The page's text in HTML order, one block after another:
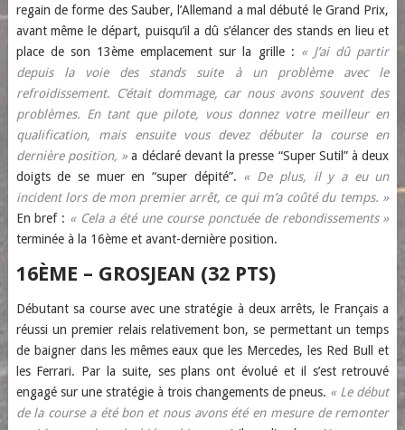
regain de forme des Sauber, l’Allemand a mal débuté le Grand Prix,
avant même le départ, puisqu’il a dû s’élancer des stands en lieu et
place de son 13ème emplacement sur la grille : « J’ai dû partir
depuis la voie des stands suite à un problème avec le
refroidissement. C’était dommage, car nous avons souvent des
problèmes. En tant que pilote, vous donnez votre meilleur en
qualification, mais ensuite vous devez débuter la course en
dernière position, » a déclaré devant la presse “Super Sutil” à deux
doigts de se muer en “super dépité”. « De plus, il y a eu un
incident lors de mon premier arrêt, ce qui m’a coûté du temps. »
En bref : « Cela a été une course ponctuée de rebondissements »
terminée à la 16ème et avant-dernière position.
16ÈME – GROSJEAN (32 PTS)
Débutant sa course avec une stratégie à deux arrêts, le Français a
réussi un premier relais relativement bon, se permettant un temps
de baigner dans les mêmes eaux que les Mercedes, les Red Bull et
les Ferrari. Par la suite, ses plans ont évolué et il s’est retrouvé
engagé sur une stratégie à trois changements de pneus. « Le début
de la course a été bon et nous avons été en mesure de remonter